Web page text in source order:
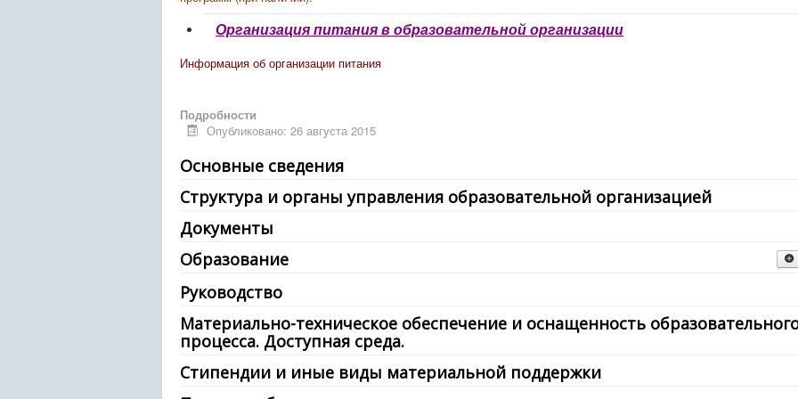
Организация питания в образовательной организации
Информация об организации питания
Подробности
Опубликовано: 26 августа 2015
Основные сведения
Структура и органы управления образовательной организацией
Документы
Образование
Аннотации к дополнительным общеразвивающим программам
О численности обучающихся
Руководство
Материально-техническое обеспечение и оснащенность
процесса. Доступная среда.
Стипендии и иные виды материальной поддержки